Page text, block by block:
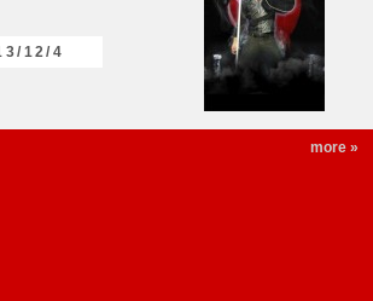
12/4
more »